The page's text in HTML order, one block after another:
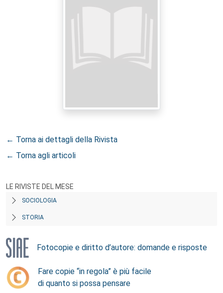
← Torna ai dettagli della Rivista
← Torna agli articoli
LE RIVISTE DEL MESE
SOCIOLOGIA
STORIA
Fotocopie e diritto d’autore: domande e risposte
Fare copie “in regola” è più facile
di quanto si possa pensare